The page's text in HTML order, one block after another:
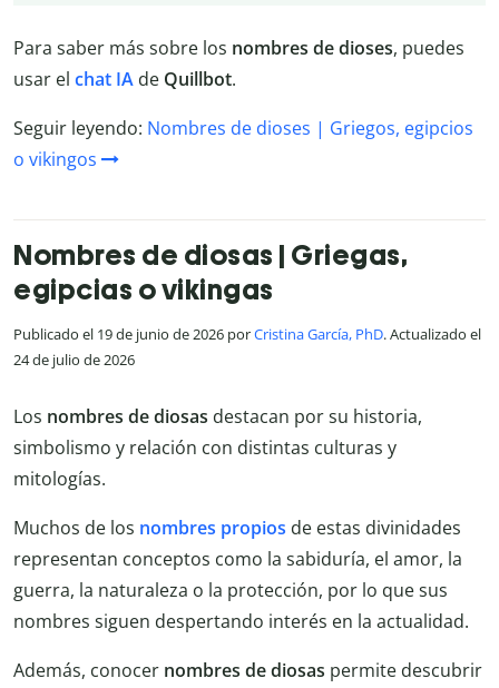
Para saber más sobre los nombres de dioses, puedes
usar el chat IA de Quillbot.
Seguir leyendo: Nombres de dioses | Griegos, egipcios
o vikingos
Nombres de diosas | Griegas,
egipcias o vikingas
Publicado el 19 de junio de 2026 porCristina García, PhD. Actualizado el
24 de julio de 2026
Los nombres de diosas destacan por su historia,
simbolismo y relación con distintas culturas y
mitologías.
Muchos de los nombres propios de estas divinidades
representan conceptos como la sabiduría, el amor, la
guerra, la naturaleza o la protección, por lo que sus
nombres siguen despertando interés en la actualidad.
Además, conocer nombres de diosas permite descubrir